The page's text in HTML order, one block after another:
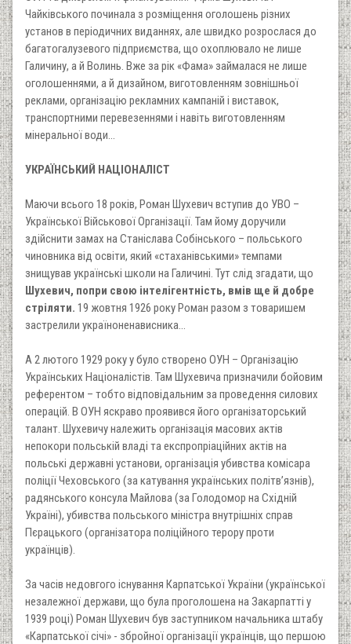
Чайківського починала з розміщення оголошень різних
установ в періодичних виданнях, але швидко розрослася до
багатогалузевого підприємства, що охоплювало не лише
Галичину, а й Волинь. Вже за рік «Фама» займалася не лише
оголошеннями, а й дизайном, виготовленням зовнішньої
реклами, організацію рекламних кампаній і виставок,
транспортними перевезеннями і навіть виготовленням
мінеральної води...
УКРАЇНСЬКИЙ НАЦІОНАЛІСТ
Маючи всього 18 років, Роман Шухевич вступив до УВО –
Української Військової Організації. Там йому доручили
здійснити замах на Станіслава Собінського – польського
чиновника від освіти, який «стаханівськими» темпами
знищував українські школи на Галичині. Тут слід згадати, що
Шухевич, попри свою інтелігентність, вмів ще й добре
стріляти. 19 жовтня 1926 року Роман разом з товаришем
застрелили україноненависника...
А 2 лютого 1929 року у було створено ОУН – Організацію
Українських Націоналістів. Там Шухевича призначили бойовим
референтом – тобто відповідальним за проведення силових
операцій. В ОУН яскраво проявився його організаторський
талант. Шухевичу належить організація масових актів
непокори польській владі та експропріаційних актів на
польські державні установи, організація убивства комісара
поліції Чеховського (за катування українських політв’язнів),
радянського консула Майлова (за Голодомор на Східній
Україні), убивства польського міністра внутрішніх справ
Пєрацького (організатора поліційного терору проти
українців).
За часів недовгого існування Карпатської України (української
незалежної держави, що була проголошена на Закарпатті у
1939 році) Роман Шухевич був заступником начальника штабу
«Карпатської січі» - збройної організації українців, що першою